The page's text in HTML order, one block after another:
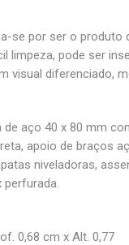
se por ser o produto
limpeza, pode ser
visual diferenciado,
aço 40 x 80 mm
apoio de braços
niveladoras,
perfurada.
0,68 cm x Alt. 0,77